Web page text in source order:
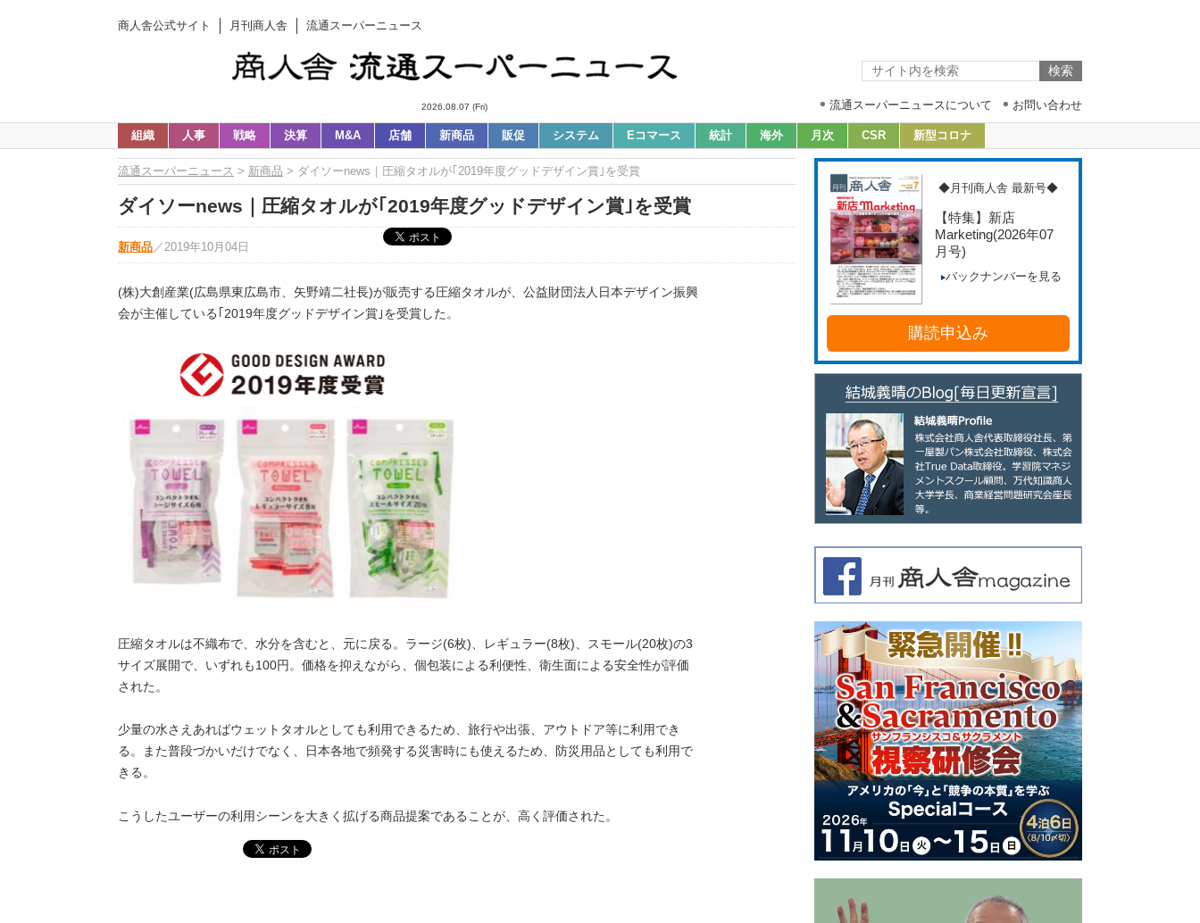
商人舎公式サイト 月刊商人舎 流通スーパーニュース
2026.08.07 (Fri) 流通スーパーニュースについて お問い合わせ
組織 人事 戦略 決算 M&A 店舗 新商品 販促 システム Eコマース 統計 海外 月次 CSR 新型コロナ
流通スーパーニュース > 新商品 > ダイソーnews｜圧縮タオルが｢2019年度グッドデザイン賞｣を受賞
ダイソーnews｜圧縮タオルが｢2019年度グッドデザイン賞｣を受賞
新商品 ／ 2019年10月04日
(株)大創産業(広島県東広島市、矢野靖二社長)が販売する圧縮タオルが、公益財団法人日本デザイン振興
会が主催している｢2019年度グッドデザイン賞｣を受賞した。
圧縮タオルは不織布で、水分を含むと、元に戻る。ラージ(6枚)、レギュラー(8枚)、スモール(20枚)の3
サイズ展開で、いずれも100円。価格を抑えながら、個包装による利便性、衛生面による安全性が評価
された。
少量の水さえあればウェットタオルとしても利用できるため、旅行や出張、アウトドア等に利用でき
る。また普段づかいだけでなく、日本各地で頻発する災害時にも使えるため、防災用品としても利用で
きる。
こうしたユーザーの利用シーンを大きく拡げる商品提案であることが、高く評価された。
◆月刊商人舎 最新号◆
【特集】新店
Marketing(2026年07
月号)
バックナンバーを見る
購読申込み